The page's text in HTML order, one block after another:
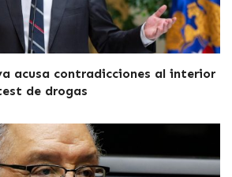
acusa contradicciones al interior
de drogas